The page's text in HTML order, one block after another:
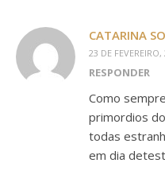
CATARINA
23 DE
RESPONDER
Como
primordios
todas
em dia